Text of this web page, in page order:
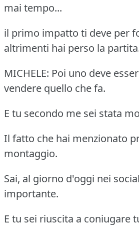
mai tempo...
il primo impatto ti deve per
altrimenti hai perso la
MICHELE: Poi uno deve
vendere quello che fa.
E tu secondo me sei stata
Il fatto che hai menzionato
montaggio.
Sai, al giorno d'oggi nei
importante.
E tu sei riuscita a coniugare